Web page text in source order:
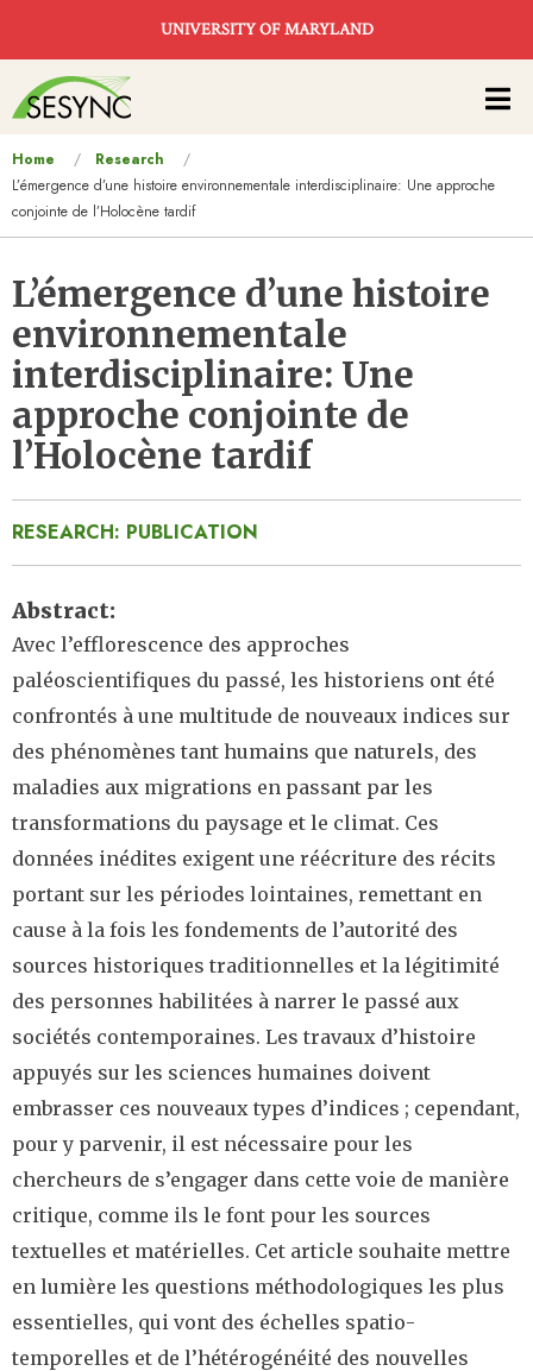
UNIVERSITY OF MARYLAND
Main
navigation
You
are
here
Home
Research
L’émergence d’une histoire environnementale interdisciplinaire: Une approche
conjointe de l’Holocène tardif
L’émergence d’une histoire
environnementale
interdisciplinaire: Une
approche conjointe de
l’Holocène tardif
RESEARCH: PUBLICATION
Abstract
Avec l’efflorescence des approches
paléoscientifiques du passé, les historiens ont été
confrontés à une multitude de nouveaux indices sur
des phénomènes tant humains que naturels, des
maladies aux migrations en passant par les
transformations du paysage et le climat. Ces
données inédites exigent une réécriture des récits
portant sur les périodes lointaines, remettant en
cause à la fois les fondements de l’autorité des
sources historiques traditionnelles et la légitimité
des personnes habilitées à narrer le passé aux
sociétés contemporaines. Les travaux d’histoire
appuyés sur les sciences humaines doivent
embrasser ces nouveaux types d’indices ; cependant,
pour y parvenir, il est nécessaire pour les
chercheurs de s’engager dans cette voie de manière
critique, comme ils le font pour les sources
textuelles et matérielles. Cet article souhaite mettre
en lumière les questions méthodologiques les plus
essentielles, qui vont des échelles spatio-
temporelles et de l’hétérogénéité des nouvelles